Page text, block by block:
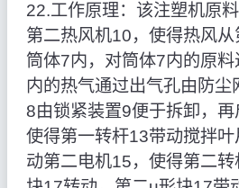
22.工作原理：该注塑机原
第二热风机10，使得热风
筒体7内，对筒体7内的原
内的热气通过出气孔由防尘
8由锁紧装置9便于拆卸，再
使得第一转杆13带动搅拌
动第二电机15，使得第二